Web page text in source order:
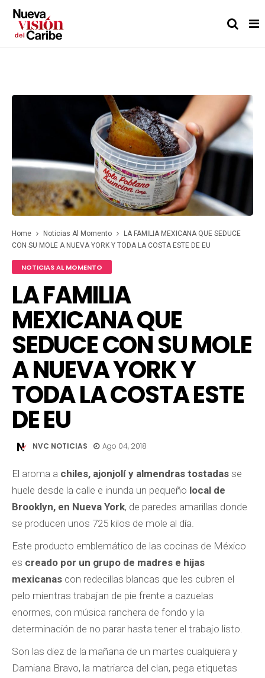
Home Noticias Al Momento
LA FAMILIA MEXICANA QUE SEDUCE
CON SU MOLE A NUEVA YORK Y TODA LA COSTA ESTE DE EU
NOTICIAS AL MOMENTO
LA FAMILIA
MEXICANA QUE
SEDUCE CON SU MOLE
A NUEVA YORK Y
TODA LA COSTA ESTE
DE EU
NVC NOTICIAS Ago 04, 2018
El aroma a chiles, ajonjolí y almendras tostadas se
huele desde la calle e inunda un pequeño local de
Brooklyn, en Nueva York, de paredes amarillas donde
se producen unos 725 kilos de mole al día.
Este producto emblemático de las cocinas de México
es creado por un grupo de madres e hijas
mexicanas con redecillas blancas que les cubren el
pelo mientras trabajan de pie frente a cazuelas
enormes, con música ranchera de fondo y la
determinación de no parar hasta tener el trabajo listo.
Son las diez de la mañana de un martes cualquiera y
Damiana Bravo, la matriarca del clan, pega etiquetas